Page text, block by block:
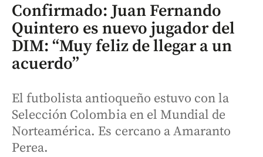
Confirmado: Juan Fernando
Quintero es nuevo jugador del
DIM: “Muy feliz de llegar a un
acuerdo”
El futbolista antioqueño estuvo con la
Selección Colombia en el Mundial de
Norteamérica. Es cercano a Amaranto
Perea.